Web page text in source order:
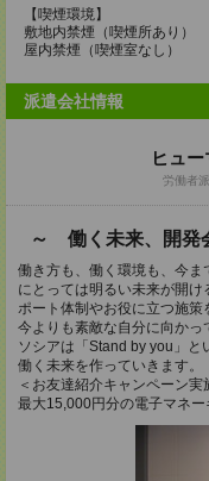
【喫煙環境】
敷地内禁煙（喫煙所あり）
屋内禁煙（喫煙室なし）
派遣会社情報
ヒュ
労働者
～ 働く未来、開発
働き方も、働く環境も、今
にとっては明るい未来が開
ポート体制やお役に立つ施策
今よりも素敵な自分に向かっ
ソシアは「Stand by you」と
働く未来を作っていきます。
＜お友達紹介キャンペーン
最大15,000円分の電子マネー